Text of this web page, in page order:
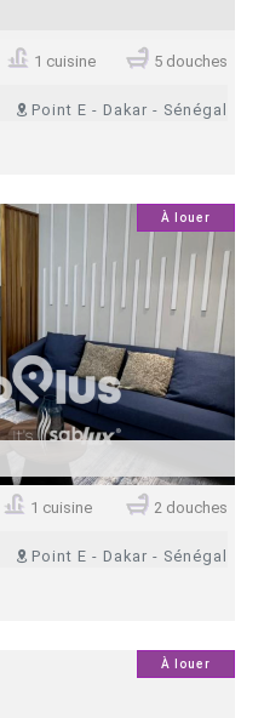
1 cuisine 5 douches
Point E - Dakar - Sénégal
À louer
13
1 cuisine 2 douches
Point E - Dakar - Sénégal
À louer0